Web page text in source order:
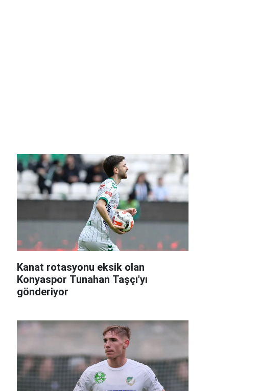
Kanat rotasyonu eksik olan
Konyaspor Tunahan Taşçı'yı
gönderiyor